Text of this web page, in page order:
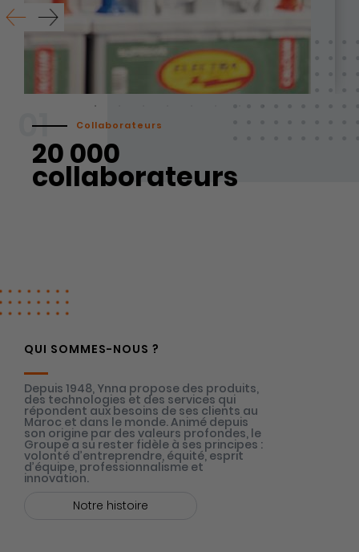
01 Collaborateurs
20 000
collaborateurs
QUI SOMMES-NOUS ?
Depuis 1948, Ynna propose des produits,
des technologies et des services qui
répondent aux besoins de ses clients au
Maroc et dans le monde. Animé depuis
son origine par des valeurs profondes, le
Groupe a su rester fidèle à ses principes :
volonté d’entreprendre, équité, esprit
d’équipe, professionnalisme et
innovation.
Notre histoire